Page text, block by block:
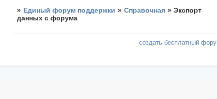
» Единый форум поддержки » Справочная »Экспорт
данных с форума
создать бесплатный